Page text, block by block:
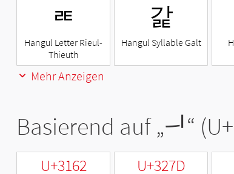
ㄾ
Hangul Letter Rieul-
Thieuth
갍
Hangul Syllable Galt
Mehr Anzeigen
Basierend auf „ᅴ“
U+3162 U+327D